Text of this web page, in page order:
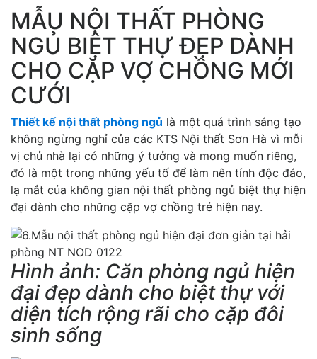
MẪU NỘI THẤT PHÒNG
NGỦ BIỆT THỰ ĐẸP DÀNH
CHO CẶP VỢ CHỒNG MỚI
CƯỚI
Thiết kế nội thất phòng ngủ là một quá trình sáng tạo
không ngừng nghỉ của các KTS Nội thất Sơn Hà vì mỗi
vị chủ nhà lại có những ý tưởng và mong muốn riêng,
đó là một trong những yếu tố để làm nên tính độc đáo,
lạ mắt của không gian nội thất phòng ngủ biệt thự hiện
đại dành cho những cặp vợ chồng trẻ hiện nay.
Hình ảnh: Căn phòng ngủ hiện
đại đẹp dành cho biệt thự với
diện tích rộng rãi cho cặp đôi
sinh sống